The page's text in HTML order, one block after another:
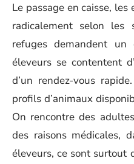
Le passage en caisse,
radicalement selon les
refuges demandent un
éleveurs se contentent
d’un rendez-vous
profils d’animaux
On rencontre des
des raisons médicales,
éleveurs, ce sont surtout